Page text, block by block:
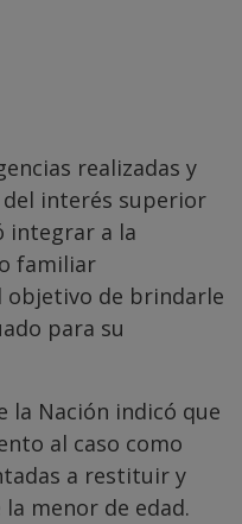
realizadas y
interés superior
integrar a la
familiar
objetivo de brindarle
para su
la Nación indicó que
al caso como
a restituir y
menor de edad.